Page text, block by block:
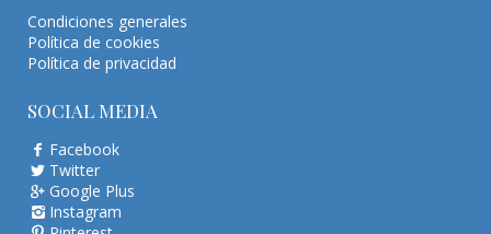
Condiciones generales
Política de cookies
Política de privacidad
SOCIAL MEDIA
Facebook
Twitter
Google Plus
Instagram